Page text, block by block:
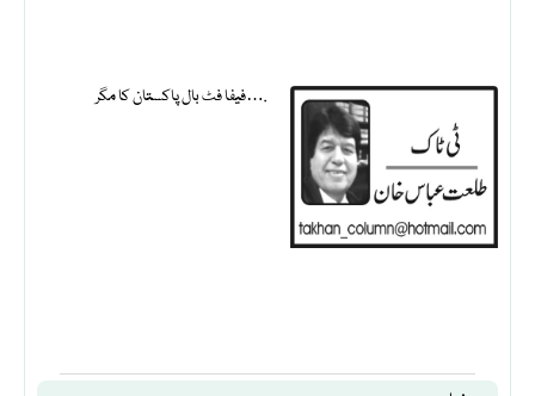
فیفا فٹ بال پاکستان کا مگر….